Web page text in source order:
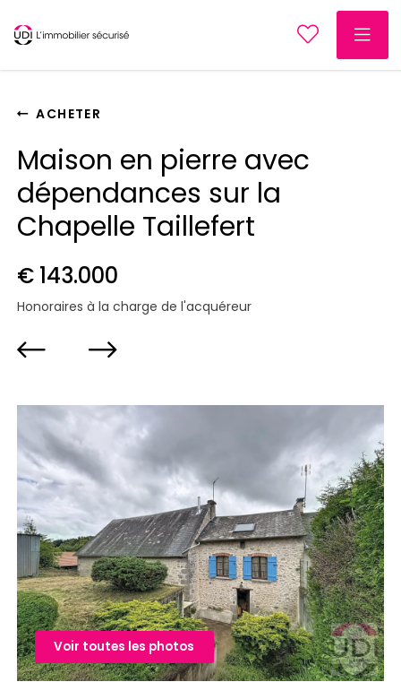
ACHETER
Maison en pierre avec
dépendances sur la
Chapelle Taillefert
€ 143.000
Honoraires à la charge de l'acquéreur
Voir toutes les photos